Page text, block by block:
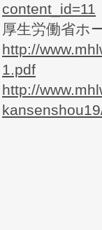
content_id=11
厚生労働省ホ
http://
1.pdf
http://